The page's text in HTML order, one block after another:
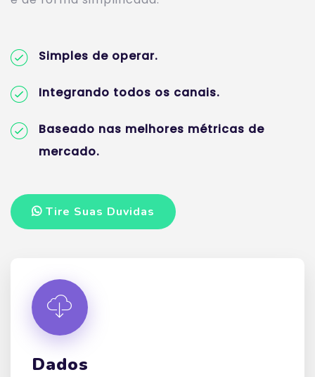
Simples de operar.
Integrando todos os canais.
Baseado nas melhores métricas de
mercado.
Tire Suas Duvidas
Dados